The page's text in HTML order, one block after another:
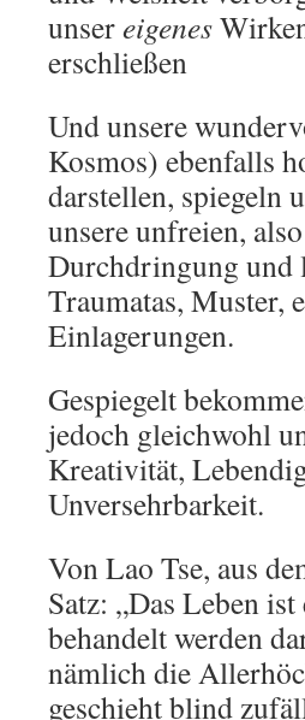
unsereigenes
erschließen
Und unsere
Kosmos) ebenfalls
darstellen, spiegeln
unsere unfreien,
Durchdringung und
Traumatas, Muster,
Einlagerungen.
Gespiegelt
jedoch gleichwohl
Kreativität,
Unversehrbarkeit.
Von Lao Tse, aus
Satz: „Das Leben
behandelt werden
nämlich die
geschieht blind